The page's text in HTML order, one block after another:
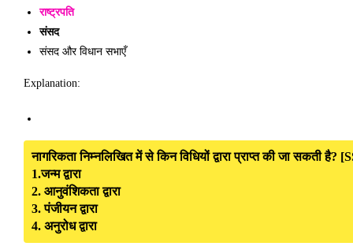
राष्ट्रपति
संसद
संसद और विधान सभाएँ
Explanation:
नागरिकता निम्नलिखित में से किन विधियों द्वारा प्राप्त की जा सकती है?
1.जन्म द्वारा
2. आनुवंशिकता द्वारा
3. पंजीयन द्वारा
4. अनुरोध द्वारा